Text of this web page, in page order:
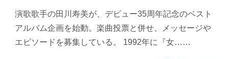
演歌歌手の田川寿美が、デビュー35周年記念のベスト
アルバム企画を始動。楽曲投票と併せ、メッセージや
エピソードを募集している。 1992年に『女……